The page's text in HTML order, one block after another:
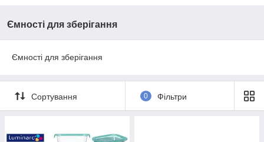
Ємності для зберігання
Ємності для зберігання
Сортування 0 Фільтри